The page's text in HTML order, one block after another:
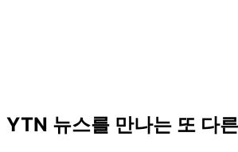
YTN 뉴스를 만나는 또 다